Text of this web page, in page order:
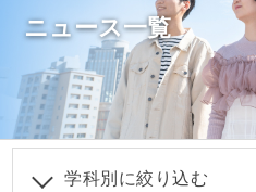
ニュース一覧
学科別に絞り込む